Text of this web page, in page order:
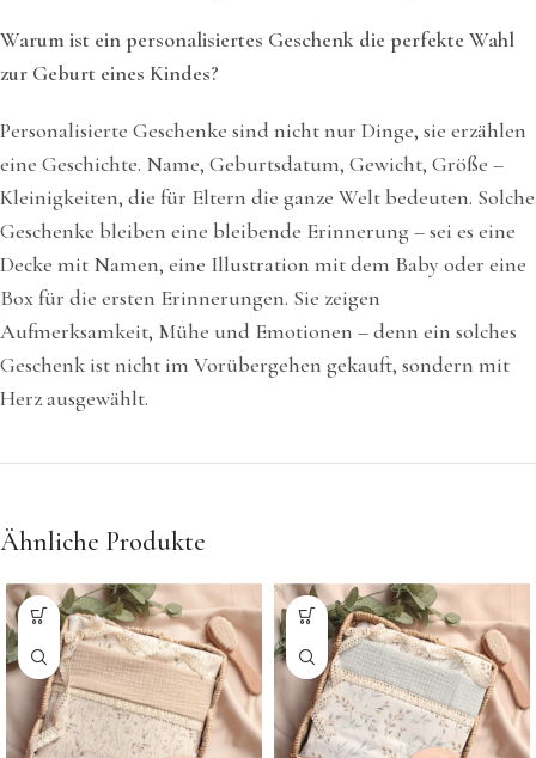
Warum ist ein personalisiertes Geschenk die perfekte Wahl
zur Geburt eines Kindes?
Personalisierte Geschenke sind nicht nur Dinge, sie erzählen
eine Geschichte. Name, Geburtsdatum, Gewicht, Größe –
Kleinigkeiten, die für Eltern die ganze Welt bedeuten. Solche
Geschenke bleiben eine bleibende Erinnerung – sei es eine
Decke mit Namen, eine Illustration mit dem Baby oder eine
Box für die ersten Erinnerungen. Sie zeigen
Aufmerksamkeit, Mühe und Emotionen – denn ein solches
Geschenk ist nicht im Vorübergehen gekauft, sondern mit
Herz ausgewählt.
Ähnliche Produkte